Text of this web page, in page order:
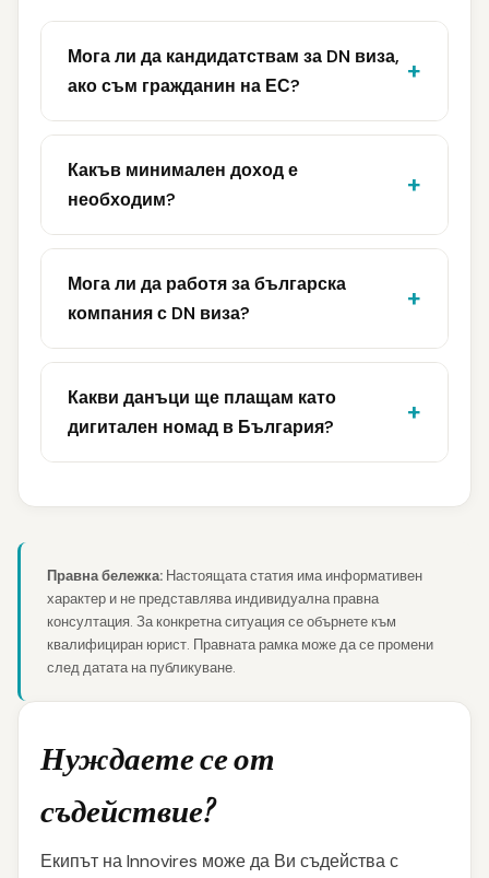
Мога ли да кандидатствам за DN виза,
ако съм гражданин на ЕС?
Какъв минимален доход е
необходим?
Мога ли да работя за българска
компания с DN виза?
Какви данъци ще плащам като
дигитален номад в България?
Правна бележка: Настоящата статия има информативен
характер и не представлява индивидуална правна
консултация. За конкретна ситуация се обърнете към
квалифициран юрист. Правната рамка може да се промени
след датата на публикуване.
Нуждаете се от
съдействие?
Екипът на Innovires може да Ви съдейства с